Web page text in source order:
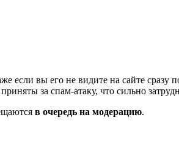
если вы его не видите на сайте
за спам-атаку, что сильно
в очередь на модерацию.